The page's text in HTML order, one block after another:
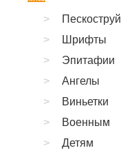
Пескоструй
Шрифты
Эпитафии
Ангелы
Виньетки
Военным
Детям